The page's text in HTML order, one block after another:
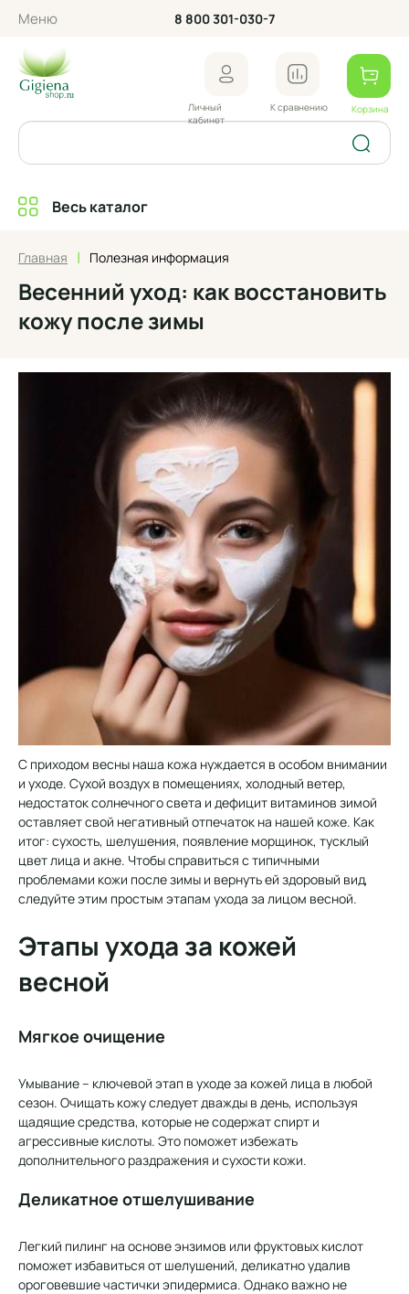
Меню 8 800 301-030-7
Личный
кабинет
К сравнению Корзина
Весь каталог
Главная | Полезная информация
Весенний уход: как восстановить
кожу после зимы
С приходом весны наша кожа нуждается в особом внимании
и уходе. Сухой воздух в помещениях, холодный ветер,
недостаток солнечного света и дефицит витаминов зимой
оставляет свой негативный отпечаток на нашей коже. Как
итог: сухость, шелушения, появление морщинок, тусклый
цвет лица и акне. Чтобы справиться с типичными
проблемами кожи после зимы и вернуть ей здоровый вид,
следуйте этим простым этапам ухода за лицом весной.
Этапы ухода за кожей
весной
Мягкое очищение
Умывание – ключевой этап в уходе за кожей лица в любой
сезон. Очищать кожу следует дважды в день, используя
щадящие средства, которые не содержат спирт и
агрессивные кислоты. Это поможет избежать
дополнительного раздражения и сухости кожи.
Деликатное отшелушивание
Легкий пилинг на основе энзимов или фруктовых кислот
поможет избавиться от шелушений, деликатно удалив
ороговевшие частички эпидермиса. Однако важно не